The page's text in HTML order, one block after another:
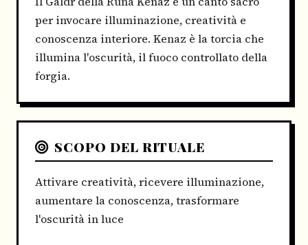
per invocare illuminazione, creatività e
conoscenza interiore. Kenaz è la torcia che
illumina l'oscurità, il fuoco controllato della
forgia.
SCOPO DEL RITUALE
Attivare creatività, ricevere illuminazione,
aumentare la conoscenza, trasformare
l'oscurità in luce